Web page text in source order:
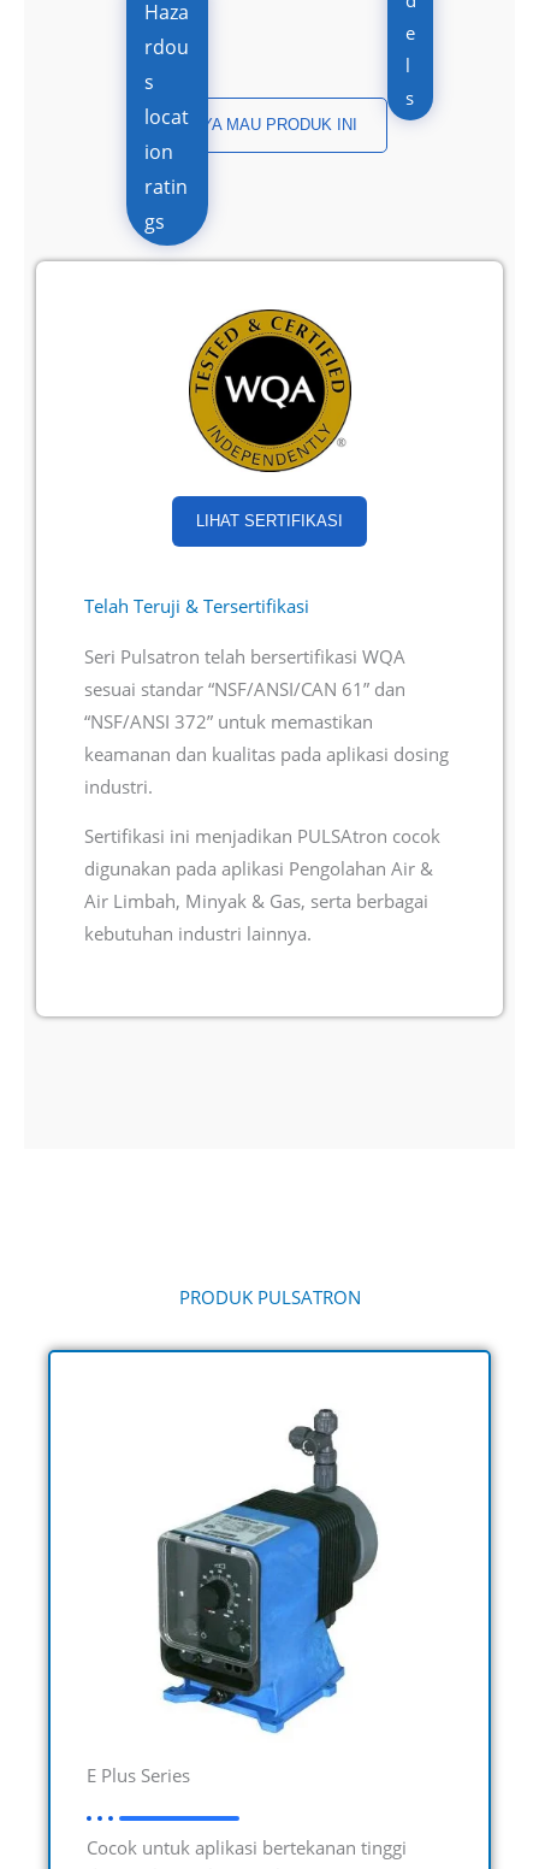
SAYA MAU PRODUK INI
e
l
s
Haza
rdou
s
locat
ion
ratin
gs
LIHAT SERTIFIKASI
Telah Teruji & Tersertifikasi
Seri Pulsatron telah bersertifikasi WQA
sesuai standar “NSF/ANSI/CAN 61” dan
“NSF/ANSI 372” untuk memastikan
keamanan dan kualitas pada aplikasi dosing
industri.
Sertifikasi ini menjadikan PULSAtron cocok
digunakan pada aplikasi Pengolahan Air &
Air Limbah, Minyak & Gas, serta berbagai
kebutuhan industri lainnya.
PRODUK PULSATRON
E Plus Series
Cocok untuk aplikasi bertekanan tinggi